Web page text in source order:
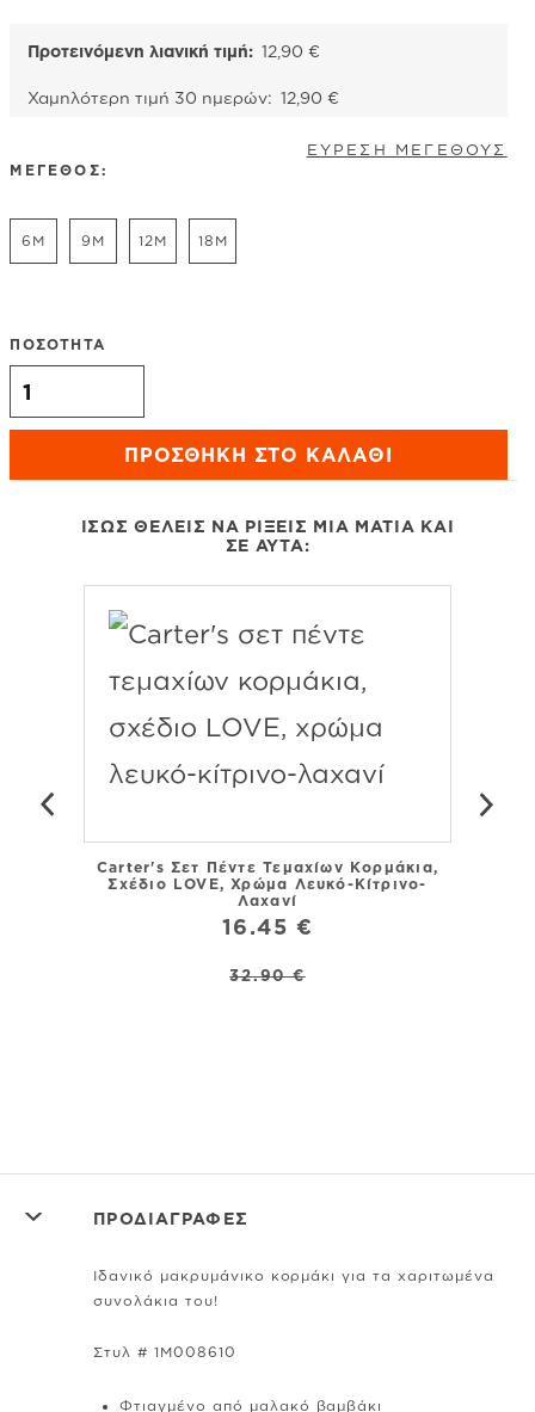
was:
12,90 €.
τιμή
είναι:
Προτεινόμενη λιανική τιμή: 12,90€
Χαμηλότερη τιμή 30 ημερών: 12,90€
ΜΕΓΕΘΟΣ:
ΕΥΡΕΣΗ ΜΕΓΕΘΟΥΣ
6M 9M 12M 18M
ΠΟΣΟΤΗΤΑ
Carter's κορμάκι μπλέ,σχέδιο Cute Little Brother ποσότητα
ΠΡΟΣΘΉΚΗ ΣΤΟ ΚΑΛΆΘΙ
ΊΣΩΣ ΘΈΛΕΙΣ ΝΑ ΡΊΞΕΙΣ ΜΙΑ ΜΑΤΙΆ ΚΑΙ
ΣΕ ΑΥΤΆ:
Carter's Σετ Πέντε Τεμαχίων Κορμάκια,
Σχέδιο LOVE, Χρώμα Λευκό-Κίτρινο-
Λαχανί
16.45 €
32.90 €
ΠΡΟΔΙΑΓΡΑΦΕΣ
Ιδανικό μακρυμάνικο κορμάκι για τα χαριτωμένα
συνολάκια του!
Στυλ # 1M008610
Φτιαγμένο από μαλακό βαμβάκι